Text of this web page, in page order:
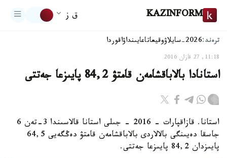
KAZINFORM ق ز
ترەند:2026-سايلاۋ وقيعاتاعايىنداۋاقوردا
11:18, 27 قازان 2016
استانادا بالاباقشامەن قامتۋ 84,2 پايىزعا جەتتى
استانا. قازاقپارات - 2016 - جىلى استانا قالاسىندا 3-تەن 6
جاسقا دەيىنگى بالالاردى بالاباقشامەن قامتۋ دەڭگەيى 64,5
پايىزدان 84,2 پايىزعا جەتتى.